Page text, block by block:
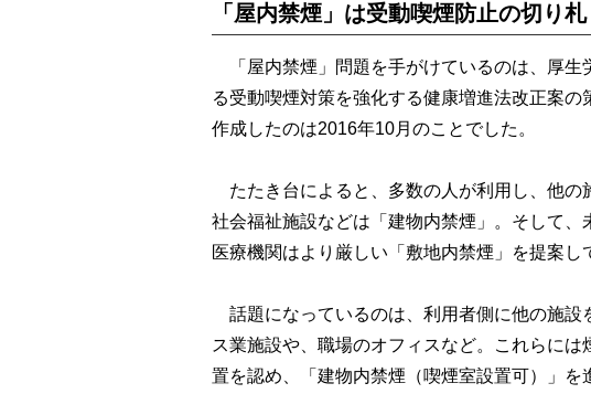
「屋内禁煙」は受動喫煙防止の切り札
「屋内禁煙」問題を手がけているのは、厚生
る受動喫煙対策を強化する健康増進法改正案
作成したのは2016年10月のことでした。
たたき台によると、多数の人が利用し、他の
社会福祉施設などは「建物内禁煙」。そして
医療機関はより厳しい「敷地内禁煙」を提案し
話題になっているのは、利用者側に他の施設
ス業施設や、職場のオフィスなど。これらに
置を認め、「建物内禁煙（喫煙室設置可）」を